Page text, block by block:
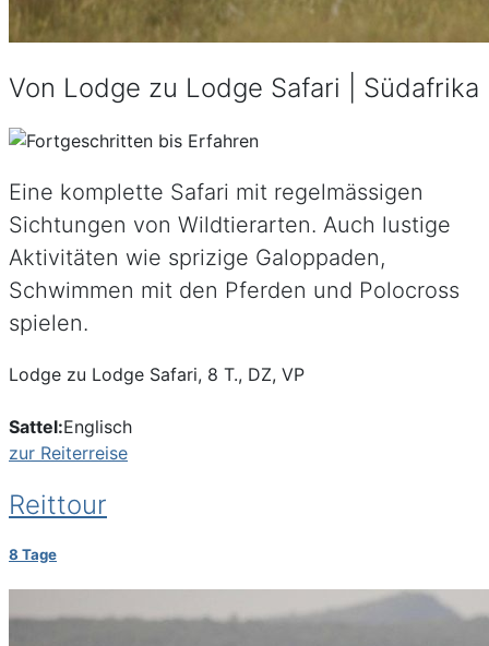
Von Lodge zu Lodge Safari | Südafrika
Eine komplette Safari mit regelmässigen
Sichtungen von Wildtierarten. Auch lustige
Aktivitäten wie sprizige Galoppaden,
Schwimmen mit den Pferden und Polocross
spielen.
Lodge zu Lodge Safari, 8 T., DZ, VP
Sattel:Englisch
zur Reiterreise
Reittour
8 Tage